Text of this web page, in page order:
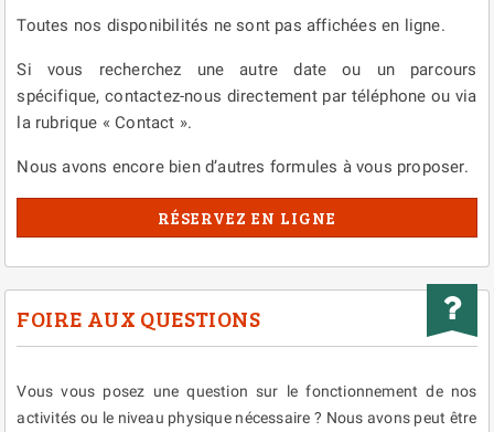
Toutes nos disponibilités ne sont pas affichées en ligne.
Si vous recherchez une autre date ou un parcours
spécifique, contactez-nous directement par téléphone ou via
la rubrique « Contact ».
Nous avons encore bien d’autres formules à vous proposer.
RÉSERVEZ EN LIGNE
FOIRE AUX QUESTIONS
Vous vous posez une question sur le fonctionnement de nos
activités ou le niveau physique nécessaire ? Nous avons peut être